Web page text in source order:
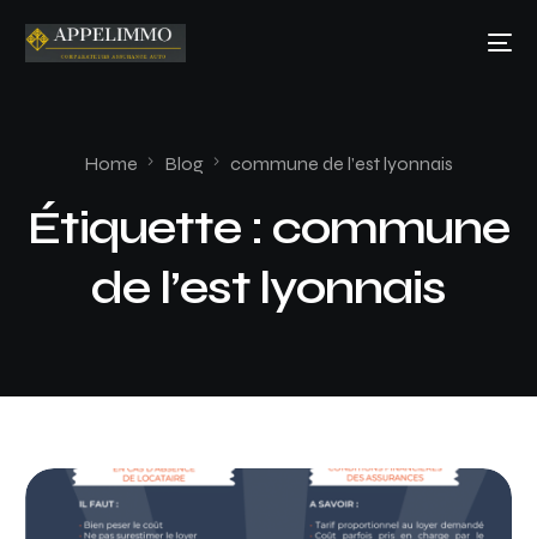
Home Blog commune de l’est lyonnais
Étiquette : commune
de l’est lyonnais